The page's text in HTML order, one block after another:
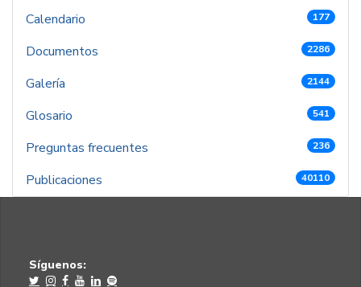
Calendario
177
Documentos 2286
Galería 2144
Glosario 541
Preguntas frecuentes 236
Publicaciones 40110
Síguenos: